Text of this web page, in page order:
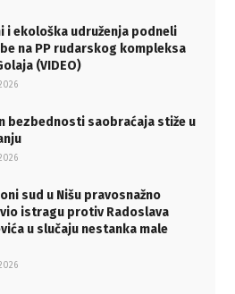
i ekološka udruženja podneli
na PP rudarskog kompleksa
(VIDEO)
bezbednosti saobraćaja stiže u
sud u Nišu pravosnažno
istragu protiv Radoslava
u slučaju nestanka male